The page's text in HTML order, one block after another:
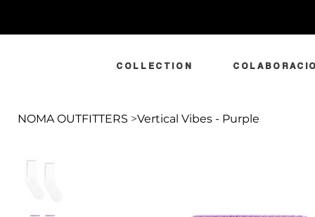
COLLECTION
NOMA OUTFITTERS >Vertical Vibes - Purple